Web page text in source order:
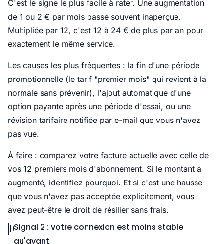
C'est le signe le plus facile à rater. Une augmentation
de 1 ou 2 € par mois passe souvent inaperçue.
Multipliée par 12, c'est 12 à 24 € de plus par an pour
exactement le même service.
Les causes les plus fréquentes : la fin d'une période
promotionnelle (le tarif "premier mois" qui revient à la
normale sans prévenir), l'ajout automatique d'une
option payante après une période d'essai, ou une
révision tarifaire notifiée par e-mail que vous n'avez
pas vue.
À faire : comparez votre facture actuelle avec celle de
vos 12 premiers mois d'abonnement. Si le montant a
augmenté, identifiez pourquoi. Et si c'est une hausse
que vous n'avez pas acceptée explicitement, vous
avez peut-être le droit de résilier sans frais.
Signal 2 : votre connexion est moins stable
qu'avant